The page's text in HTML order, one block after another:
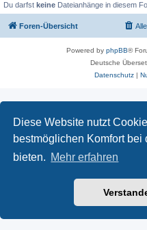
Diese Website nutzt
bestmöglichen Komfort bei
bieten. Mehr erfahren
Du darfst keine Dateianhänge in diesem
Foren-Übersicht
Powered by phpBB®
Deutsche
Datenschutz|